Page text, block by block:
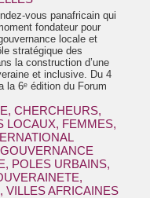
vous panafricain qui
fondateur pour
locale et
stratégique des
la construction d’une
et inclusive. Du 4
la 6ᵉ édition du Forum
, CHERCHEURS,
LOCAUX, FEMMES,
GOUVERNANCE
, POLES URBAINS,
,
, VILLES AFRICAINES